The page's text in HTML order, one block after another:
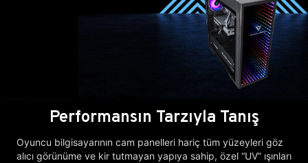
Performansın Tarzıyla Tanış
Oyuncu bilgisayarının cam panelleri hariç tüm yüzeyleri göz
alıcı görünüme ve kir tutmayan yapıya sahip, özel “UV” ışınları